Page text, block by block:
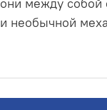
они между собой
и необычной